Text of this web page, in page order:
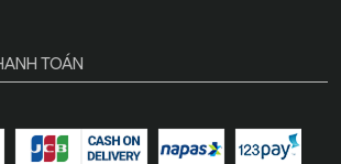
TOÁN